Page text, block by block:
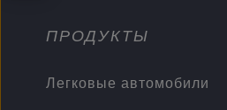
ПРОДУКТЫ
Легковые автомобили